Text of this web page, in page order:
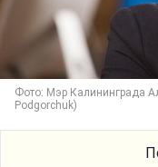
Фото: Мэр Калининграда
Podgorchuk)